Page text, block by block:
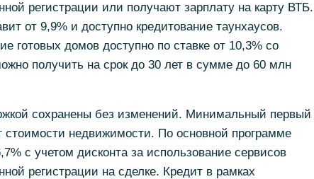
регистрации или получают зарплату на карту ВТБ.
от 9,9% и доступно кредитование таунхаусов.
готовых домов доступно по ставке от 10,3% со
получить на срок до 30 лет в сумме до 60 млн
сохранены без изменений. Минимальный первый
стоимости недвижимости. По основной программе
с учетом дисконта за использование сервисов
регистрации на сделке. Кредит в рамках